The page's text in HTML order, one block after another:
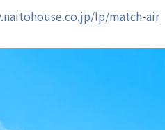
lp/match-air